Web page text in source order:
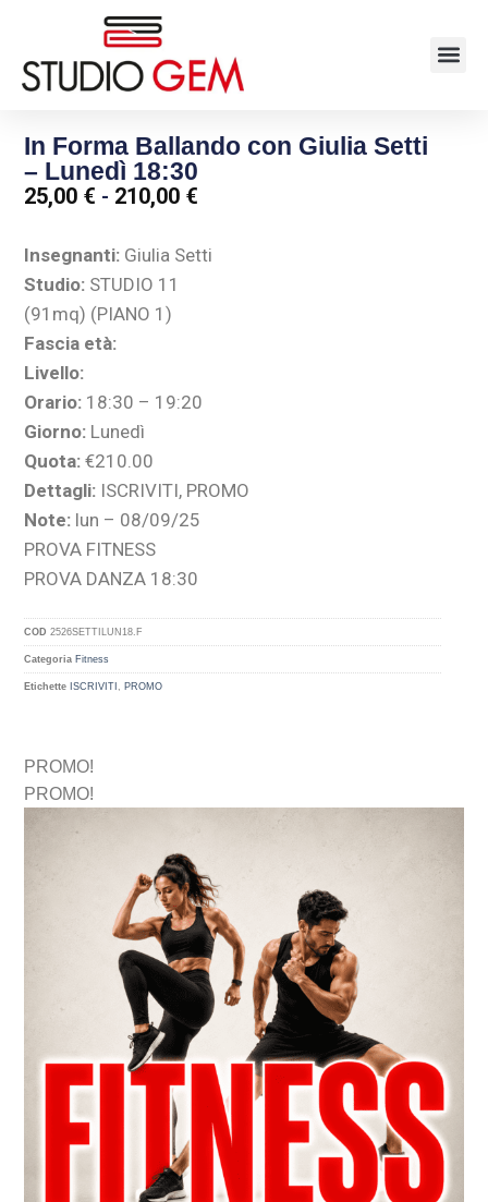
In Forma Ballando con Giulia Setti
– Lunedì 18:30
25,00 € - 210,00 €
Insegnanti: Giulia Setti
Studio: STUDIO 11
(91mq) (PIANO 1)
Fascia età:
Livello:
Orario: 18:30 – 19:20
Giorno: Lunedì
Quota: €210.00
Dettagli: ISCRIVITI, PROMO
Note: lun – 08/09/25
PROVA FITNESS
PROVA DANZA 18:30
COD2526SETTILUN18.F
Categoria Fitness
Etichette ISCRIVITI, PROMO
PROMO!
PROMO!